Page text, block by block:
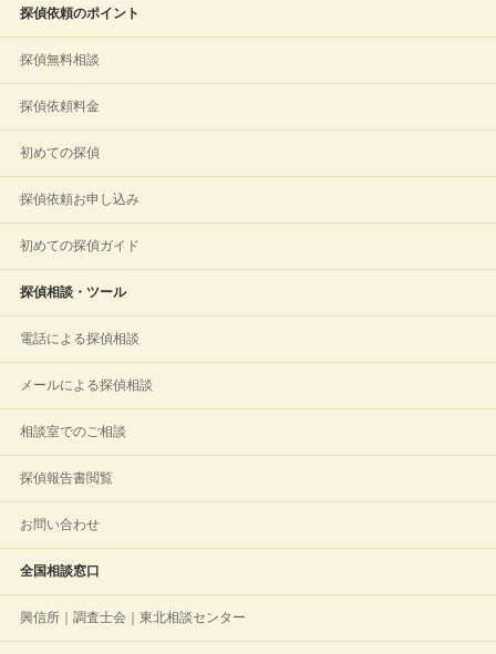
探偵依頼のポイント
探偵無料相談
探偵依頼料金
初めての探偵
探偵依頼お申し込み
初めての探偵ガイド
探偵相談・ツール
電話による探偵相談
メールによる探偵相談
相談室でのご相談
探偵報告書閲覧
お問い合わせ
全国相談窓口
興信所｜調査士会｜東北相談センター